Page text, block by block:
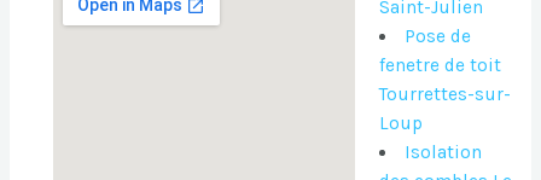
Saint-Julien
Pose de
fenetre de toit
Tourrettes-sur-
Loup
Isolation